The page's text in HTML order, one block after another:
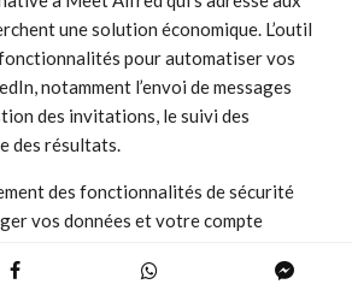
une solution économique. L’outil
pour automatiser vos
notamment l’envoi de messages
des invitations, le suivi des
des résultats.
des fonctionnalités de sécurité
vos données et votre compte
ce qui vous permet de l’intégrer